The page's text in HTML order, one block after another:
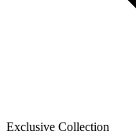
Exclusive Collection